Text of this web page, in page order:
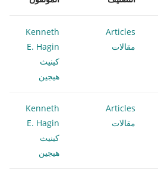
Articles
مقالات
Kenneth
E. Hagin
كينيث
هيجين
Articles
مقالات
Kenneth
E. Hagin
كينيث
هيجين